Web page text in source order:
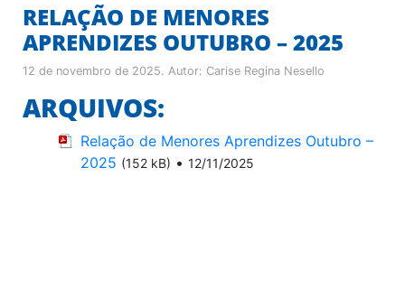
RELAÇÃO DE MENORES
APRENDIZES OUTUBRO – 2025
12 de novembro de 2025. Autor: Carise Regina Nesello
ARQUIVOS:
Relação de Menores Aprendizes Outubro –
2025 (152 kB) • 12/11/2025